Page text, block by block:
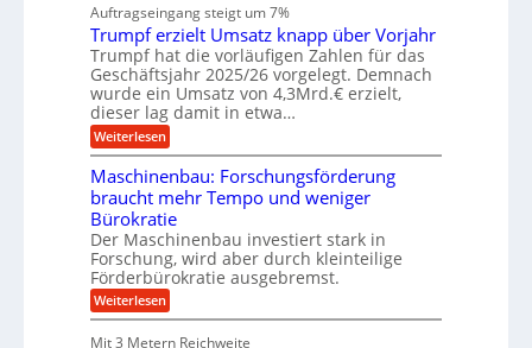
n
b
a
u
u
f
e
n
f
ü
h
r
u
n
g
e
n
B
S
C
L
w
e
i
t
e
r
t
u
n
g
s
f
r
e
e
s
H
y
b
r
i
d
-
Auftragseingang steigt um 7%
Trumpf erzielt Umsatz knapp über Vorjahr
Trumpf hat die vorläufigen Zahlen für das
Geschäftsjahr 2025/26 vorgelegt. Demnach
wurde ein Umsatz von 4,3Mrd.€ erzielt,
dieser lag damit in etwa…
Weiterlesen:
T
u
m
p
f
e
r
z
i
e
Maschinenbau: Forschungsförderung
braucht mehr Tempo und weniger
Bürokratie
Der Maschinenbau investiert stark in
Forschung, wird aber durch kleinteilige
Förderbürokratie ausgebremst.
Weiterlesen:
M
Mit 3 Metern Reichweite